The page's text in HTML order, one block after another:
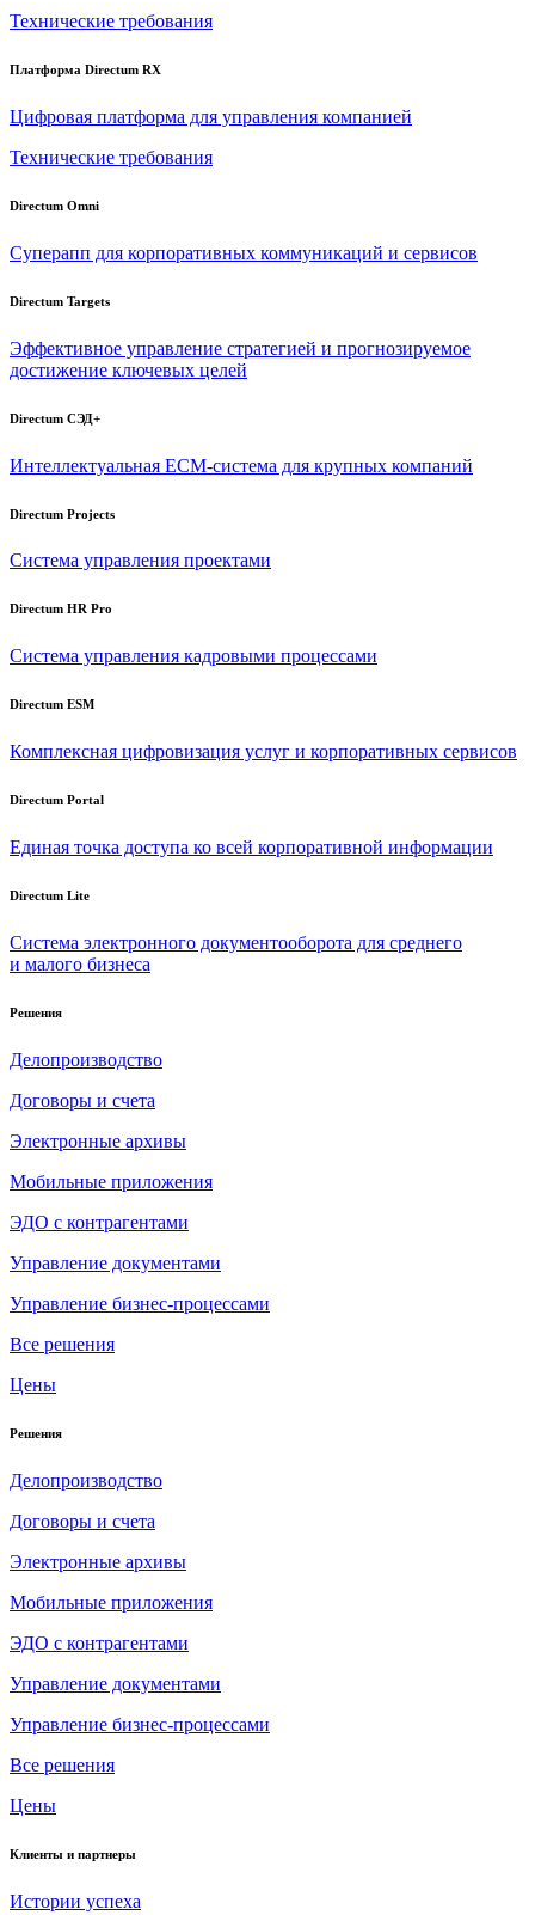
Технические требования
Платформа Directum RX
Цифровая платформа для управления компанией
Технические требования
Directum Omni
Суперапп для корпоративных коммуникаций и сервисов
Directum Targets
Эффективное управление стратегией и прогнозируемое
достижение ключевых целей
Directum СЭД+
Интеллектуальная ECM-система для крупных компаний
Directum Projects
Система управления проектами
Directum HR Pro
Система управления кадровыми процессами
Directum ESM
Комплексная цифровизация услуг и корпоративных сервисов
Directum Portal
Единая точка доступа ко всей корпоративной информации
Directum Lite
Система электронного документооборота для среднего
и малого бизнеса
Решения
Делопроизводство
Договоры и счета
Электронные архивы
Мобильные приложения
ЭДО с контрагентами
Управление документами
Управление бизнес-процессами
Все решения
Цены
Решения
Делопроизводство
Договоры и счета
Электронные архивы
Мобильные приложения
ЭДО с контрагентами
Управление документами
Управление бизнес-процессами
Все решения
Цены
Клиенты и партнеры
Истории успеха